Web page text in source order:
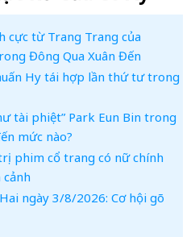
cực từ Trang Trang của
Đông Qua Xuân Đến
Hy tái hợp lần thứ tư trong
tài phiệt” Park Eun Bin trong
mức nào?
phim cổ trang có nữ chính
ngày 3/8/2026: Cơ hội gõ